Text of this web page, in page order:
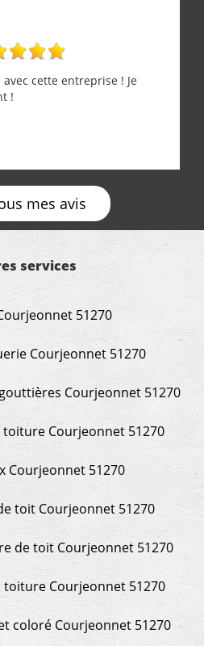
cette entreprise ! Je
!
mes avis
services
51270
Courjeonnet 51270
Courjeonnet 51270
Courjeonnet 51270
Courjeonnet 51270
toit Courjeonnet 51270
de toit Courjeonnet 51270
Courjeonnet 51270
coloré Courjeonnet 51270